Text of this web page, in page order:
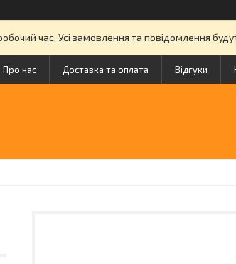
час. Усі замовлення та повідомлення
Про нас Доставка та оплата Відгуки